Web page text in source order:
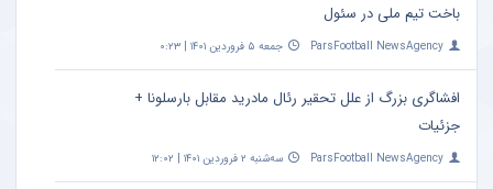
باخت تیم ملی در سئول
ParsFootball NewsAgency جمعه ۵ فروردین ۱۴۰۱ | ۰:۲۳
افشاگری بزرگ از علل تحقیر رئال مادرید مقابل بارسلونا +
جزئیات
ParsFootball NewsAgency سه‌شنبه ۲ فروردین ۱۴۰۱ | ۱۲:۰۲